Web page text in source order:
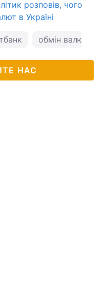
розповів, чого
в Україні
обмін валют
НАС